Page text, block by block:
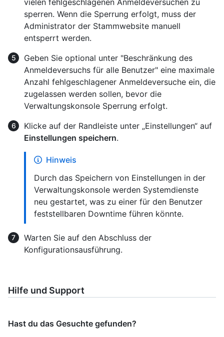
sperren. Wenn die Sperrung erfolgt, muss der
Administrator der Stammwebsite manuell
entsperrt werden.
Geben Sie optional unter "Beschränkung des
Anmeldeversuchs für alle Benutzer" eine maximale
Anzahl fehlgeschlagener Anmeldeversuche ein, die
zugelassen werden sollen, bevor die
Verwaltungskonsole Sperrung erfolgt.
Klicke auf der Randleiste unter „Einstellungen“ auf
Einstellungen speichern.
Hinweis
Durch das Speichern von Einstellungen in der
Verwaltungskonsole werden Systemdienste
neu gestartet, was zu einer für den Benutzer
feststellbaren Downtime führen könnte.
Warten Sie auf den Abschluss der
Konfigurationsausführung.
Hilfe und Support
Hast du das Gesuchte gefunden?